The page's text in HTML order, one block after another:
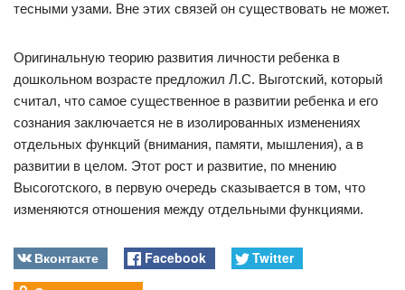
тесными узами. Вне этих связей он существовать не может.
Оригинальную теорию развития личности ребенка в
дошкольном возрасте предложил Л.С. Выготский, который
считал, что самое существенное в развитии ребенка и его
сознания заключается не в изолированных изменениях
отдельных функций (внимания, памяти, мышления), а в
развитии в целом. Этот рост и развитие, по мнению
Высоготского, в первую очередь сказывается в том, что
изменяются отношения между отдельными функциями.
Вконтакте Facebook
Twitter